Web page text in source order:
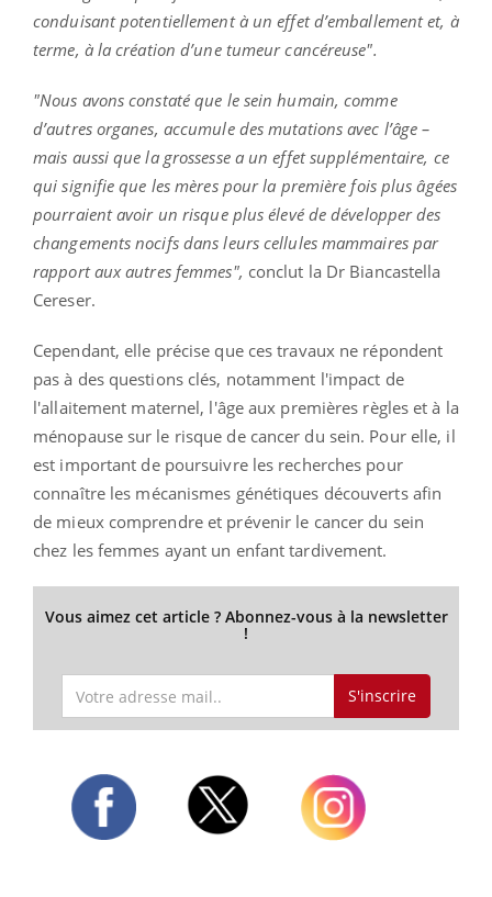
conduisant potentiellement à un effet d’emballement et, à
terme, à la création d’une tumeur cancéreuse".
"Nous avons constaté que le sein humain, comme
d’autres organes, accumule des mutations avec l’âge –
mais aussi que la grossesse a un effet supplémentaire, ce
qui signifie que les mères pour la première fois plus âgées
pourraient avoir un risque plus élevé de développer des
changements nocifs dans leurs cellules mammaires par
rapport aux autres femmes", conclut la Dr Biancastella
Cereser.
Cependant, elle précise que ces travaux ne répondent
pas à des questions clés, notamment l'impact de
l'allaitement maternel, l'âge aux premières règles et à la
ménopause sur le risque de cancer du sein. Pour elle, il
est important de poursuivre les recherches pour
connaîtreles mécanismes génétiques découverts afin
de mieux comprendre et prévenir le cancer du sein
chez les femmes ayant un enfant tardivement.
Vous aimez cet article ? Abonnez-vous à la newsletter
!
S'inscrire